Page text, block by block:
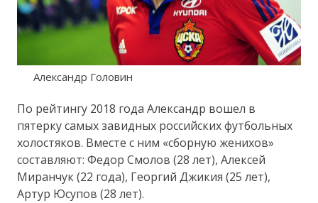
Александр Головин
По рейтингу 2018 года Александр вошел в
пятерку самых завидных российских футбольных
холостяков. Вместе с ним «сборную женихов»
составляют: Федор Смолов (28 лет), Алексей
Миранчук (22 года), Георгий Джикия (25 лет),
Артур Юсупов (28 лет).